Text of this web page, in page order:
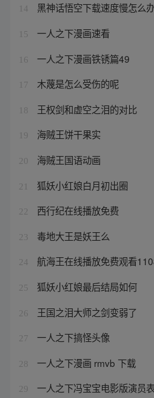
14 黑神话悟空下载速度慢怎么
15 一人之下漫画速看
16 一人之下漫画铁锈篇49
17 木蔑是怎么受伤的呢
18 王权剑和虚空之泪的对比
19 海贼王饼干果实
20 海贼王国语动画
21 狐妖小红娘白月初出圈
22 西行纪在线播放免费
23 毒地大王是妖王么
24 航海王在线播放免费观看
25 狐妖小红娘最后结局如何
26 王国之泪大师之剑变弱了
27 一人之下搞怪头像
28 一人之下漫画 rmvb 下载
29 一人之下冯宝宝电影版演员